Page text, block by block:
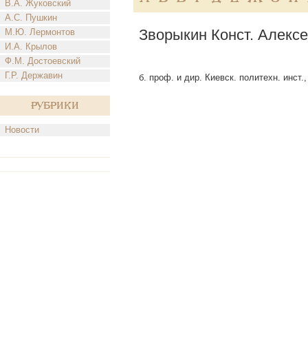
В.А. Жуковский
А.С. Пушкин
М.Ю. Лермонтов
И.А. Крылов
Ф.М. Достоевский
Г.Р. Державин
Рубрики
Новости
Зворыкин Конст.
б. проф. и дир. Киевск. политехн.